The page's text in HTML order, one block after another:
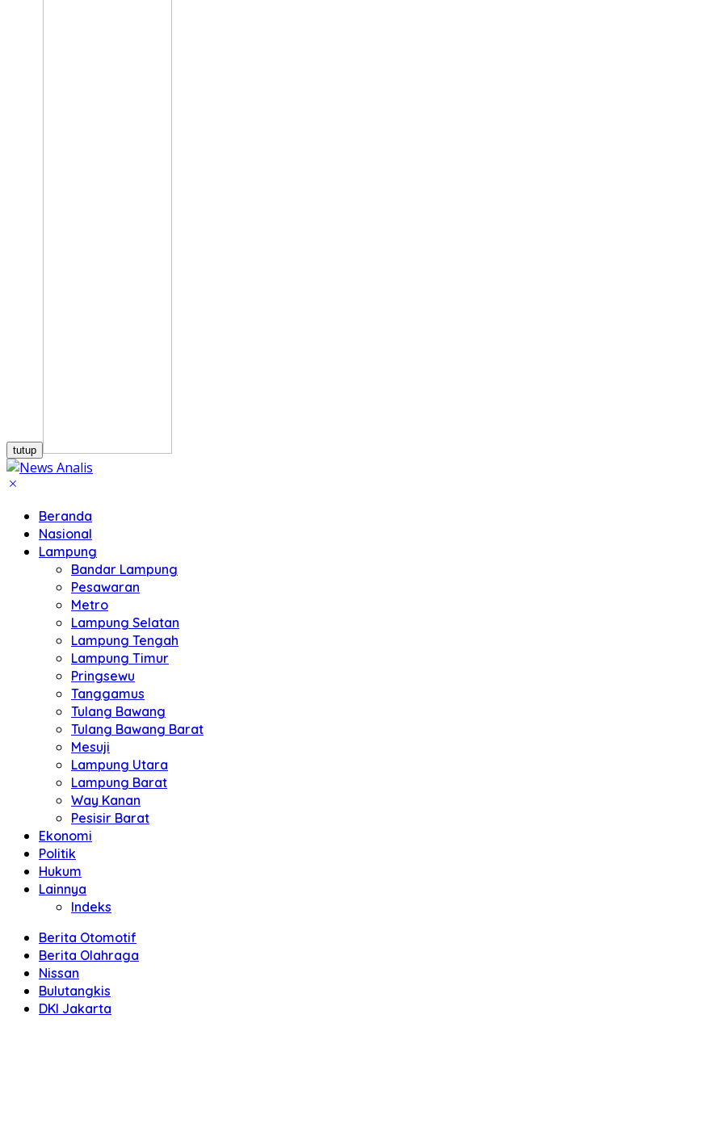
tutup
Beranda
Nasional
Lampung
Bandar Lampung
Pesawaran
Metro
Lampung Selatan
Lampung Tengah
Lampung Timur
Pringsewu
Tanggamus
Tulang Bawang
Tulang Bawang Barat
Mesuji
Lampung Utara
Lampung Barat
Way Kanan
Pesisir Barat
Ekonomi
Politik
Hukum
Lainnya
Indeks
Berita Otomotif
Berita Olahraga
Nissan
Bulutangkis
DKI Jakarta